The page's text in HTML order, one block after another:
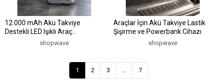
12.000 mAh Akü Takviye
Destekli LED Işıklı Araç
Kompresörüshopwave
Araçlar İçin Akü Takviye Lastik
Şişirme ve Powerbank Cihazı
shopwave
1 2 3 ... 7